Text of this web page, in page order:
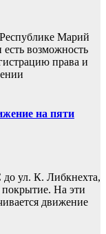
Марий
возможность
права и
на пяти
до ул. К. Либкнехта,
На эти
движение